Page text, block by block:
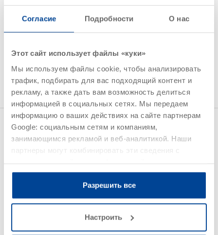
Согласие Подробности О нас
Этот сайт использует файлы «куки»
Мы используем файлы cookie, чтобы анализировать
трафик, подбирать для вас подходящий контент и
рекламу, а также дать вам возможность делиться
информацией в социальных сетях. Мы передаем
информацию о ваших действиях на сайте партнерам
Google: социальным сетям и компаниям,
занимающимся рекламой и веб-аналитикой. Наши
партнеры могут комбинировать эти сведения с
данными, которые они получили при использовании
Разрешить все
Настроить
Область применения
Изоляция бетонных конструкций с разделительными
трещинами и планомерной механической нагрузкой
Подробная информация приведена в актуальных версиях
технических описаний продуктов.
Deck OS 10 Найдено 1 продуктов